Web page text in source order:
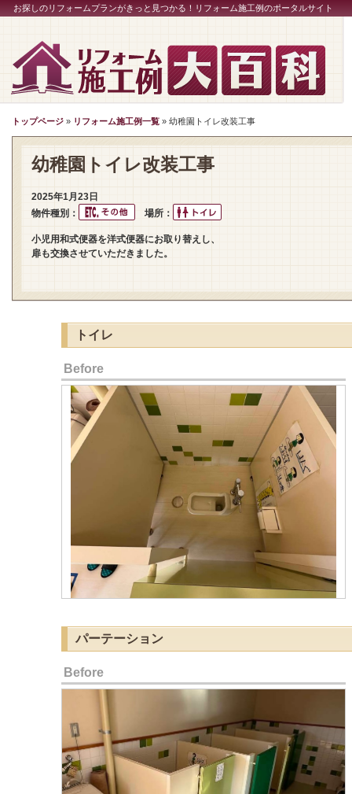
お探しのリフォームプランがきっと見つかる！リフォーム施工例のポータルサイト
トップページ » リフォーム施工例一覧 » 幼稚園トイレ改装工事
幼稚園トイレ改装工事
2025年1月23日
物件種別：
場所：
小児用和式便器を洋式便器にお取り替えし、
扉も交換させていただきました。
トイレ
Before
パーテーション
Before